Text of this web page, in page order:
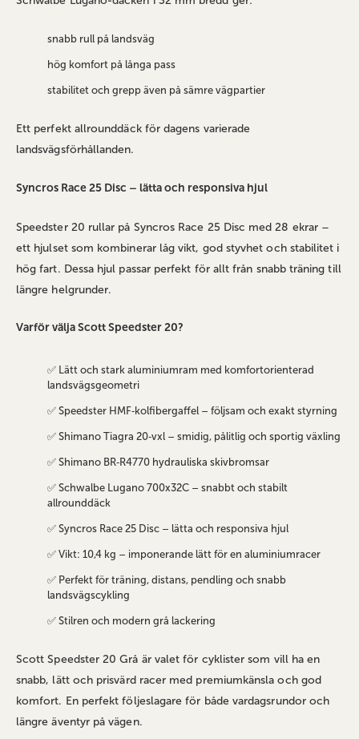
snabb rull på landsväg
hög komfort på långa pass
stabilitet och grepp även på sämre vägpartier
Ett perfekt allrounddäck för dagens varierade
landsvägsförhållanden.
Syncros Race 25 Disc – lätta och responsiva hjul
Speedster 20 rullar på Syncros Race 25 Disc med 28 ekrar –
ett hjulset som kombinerar låg vikt, god styvhet och stabilitet i
hög fart. Dessa hjul passar perfekt för allt från snabb träning till
längre helgrunder.
Varför välja Scott Speedster 20?
✅ Lätt och stark aluminiumram med komfortorienterad
landsvägsgeometri
✅ Speedster HMF‑kolfibergaffel – följsam och exakt styrning
✅ Shimano Tiagra 20‑vxl – smidig, pålitlig och sportig växling
✅ Shimano BR‑R4770 hydrauliska skivbromsar
✅ Schwalbe Lugano 700x32C – snabbt och stabilt
allrounddäck
✅ Syncros Race 25 Disc – lätta och responsiva hjul
✅ Vikt: 10,4 kg – imponerande lätt för en aluminiumracer
✅ Perfekt för träning, distans, pendling och snabb
landsvägscykling
✅ Stilren och modern grå lackering
Scott Speedster 20 Grå är valet för cyklister som vill ha en
snabb, lätt och prisvärd racer med premiumkänsla och god
komfort. En perfekt följeslagare för både vardagsrundor och
längre äventyr på vägen.